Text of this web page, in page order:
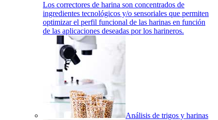
Los correctores de harina son concentrados de
ingredientes tecnológicos y/o sensoriales que permiten
optimizar el perfil funcional de las harinas en función
de las aplicaciones deseadas por los harineros.
Análisis de trigos y harinas